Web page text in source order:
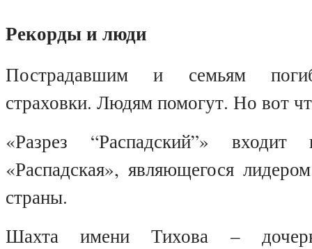
Рекорды и люди
Пострадавшим и семьям
страховки. Людям помогут. Но вот
«Разрез “Распадский”»
«Распадская», являющегося
страны.
Шахта имени Тихова –